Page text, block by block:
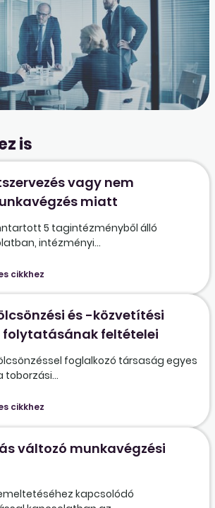
is
vagy nem
miatt
5 tagintézményből álló
intézményi...
cikkhez
és -közvetítési
folytatásának feltételei
foglalkozó társaság egyes
cikkhez
változó munkavégzési
kapcsolódó